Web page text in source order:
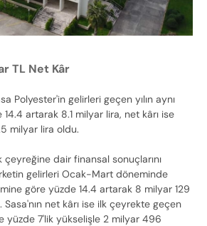
TL Net Kâr
Polyester'in gelirleri geçen yılın aynı
artarak 8.1 milyar lira, net kârı ise
milyar lira oldu.
çeyreğine dair finansal sonuçlarını
gelirleri Ocak-Mart döneminde
göre yüzde 14.4 artarak 8 milyar 129
net kârı ise ilk çeyrekte geçen
yüzde 7'lik yükselişle 2 milyar 496